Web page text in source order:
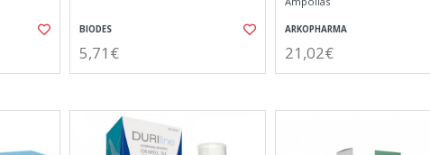
BIODES
5,71€
ARKOPHARMA
21,02€